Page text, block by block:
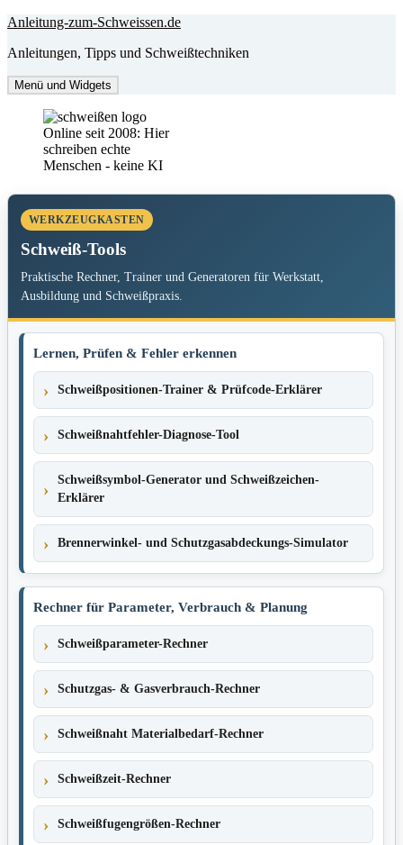
Zum
springen
Anleitung-zum-Schweissen.de
Anleitungen, Tipps und Schweißtechniken
Menü und Widgets
Online seit 2008: Hier
schreiben echte
Menschen - keine KI
WERKZEUGKASTEN
Schweiß-Tools
Praktische Rechner, Trainer und Generatoren für Werkstatt,
Ausbildung und Schweißpraxis.
Lernen, Prüfen & Fehler erkennen
Schweißpositionen-Trainer & Prüfcode-Erklärer
Schweißnahtfehler-Diagnose-Tool
Schweißsymbol-Generator und Schweißzeichen-
Erklärer
Brennerwinkel- und Schutzgasabdeckungs-Simulator
Rechner für Parameter, Verbrauch & Planung
Schweißparameter-Rechner
Schutzgas- & Gasverbrauch-Rechner
Schweißnaht Materialbedarf-Rechner
Schweißzeit-Rechner
Schweißfugengrößen-Rechner